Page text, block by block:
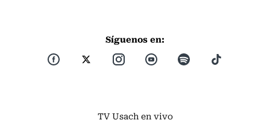
Síguenos en:
TV Usach en vivo